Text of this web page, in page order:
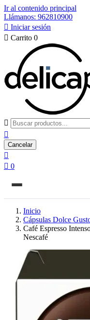
Ir al contenido principal
Llámanos: 962810900
 Iniciar sesión
 Carrito 0


Cancelar

 0
Inicio
Cápsulas Dolce
Café Espresso
Nescafé